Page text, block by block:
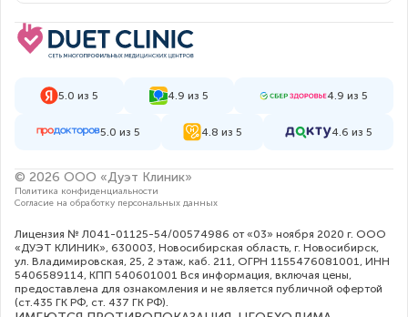
5.0 из 5 4.9 из 5 4.9 из 5
5.0 из 5 4.8 из 5 4.6 из 5
© 2026 ООО «Дуэт Клиник»
Политика конфиденциальности
Согласие на обработку персональных данных
Лицензия № Л041-01125-54/00574986 от «03» ноября 2020 г. ООО
«ДУЭТ КЛИНИК», 630003, Новосибирская область, г. Новосибирск,
ул. Владимировская, 25, 2 этаж, каб. 211, ОГРН 1155476081001, ИНН
5406589114, КПП 540601001 Вся информация, включая цены,
предоставлена для ознакомления и не является публичной офертой
(ст.435 ГК РФ, cт. 437 ГК РФ).